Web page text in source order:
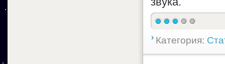
Категория: